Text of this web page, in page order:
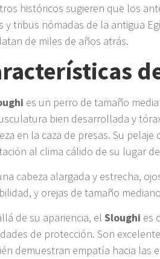
históricos sugieren que los
y tribus nómadas de la antigua
de miles de años atrás.
es un perro de tamaño
bien desarrollada y
en la caza de presas. Su
al clima cálido de su lugar
cabeza alargada y estrecha,
y orejas de tamaño
de su apariencia, elSloughi es
de protección. Son
demuestran empatía hacia las